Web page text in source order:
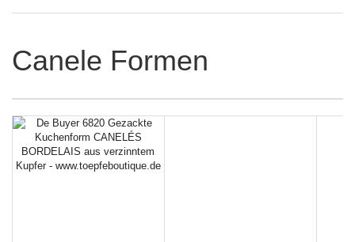
Canele Formen